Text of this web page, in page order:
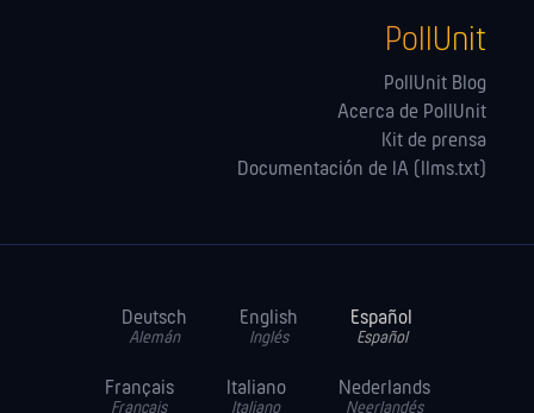
PollUnit
PollUnit Blog
Acerca de PollUnit
Kit de prensa
Documentación de IA (llms.txt)
Deutsch
Alemán
English
Inglés
Español
Español
Français
Français
Italiano
Italiano
Nederlands
Neerlandés